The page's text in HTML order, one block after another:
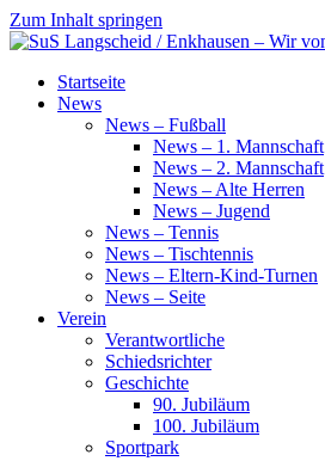
Zum Inhalt springen
SuS
Langscheid
Startseite
News
News – Fußball
News – 1. Mannschaft
News – 2. Mannschaft
News – Alte Herren
News – Jugend
News – Tennis
News – Tischtennis
News – Eltern-Kind-Turnen
News – Seite
Verein
Verantwortliche
Schiedsrichter
Geschichte
90. Jubiläum
100. Jubiläum
Sportpark